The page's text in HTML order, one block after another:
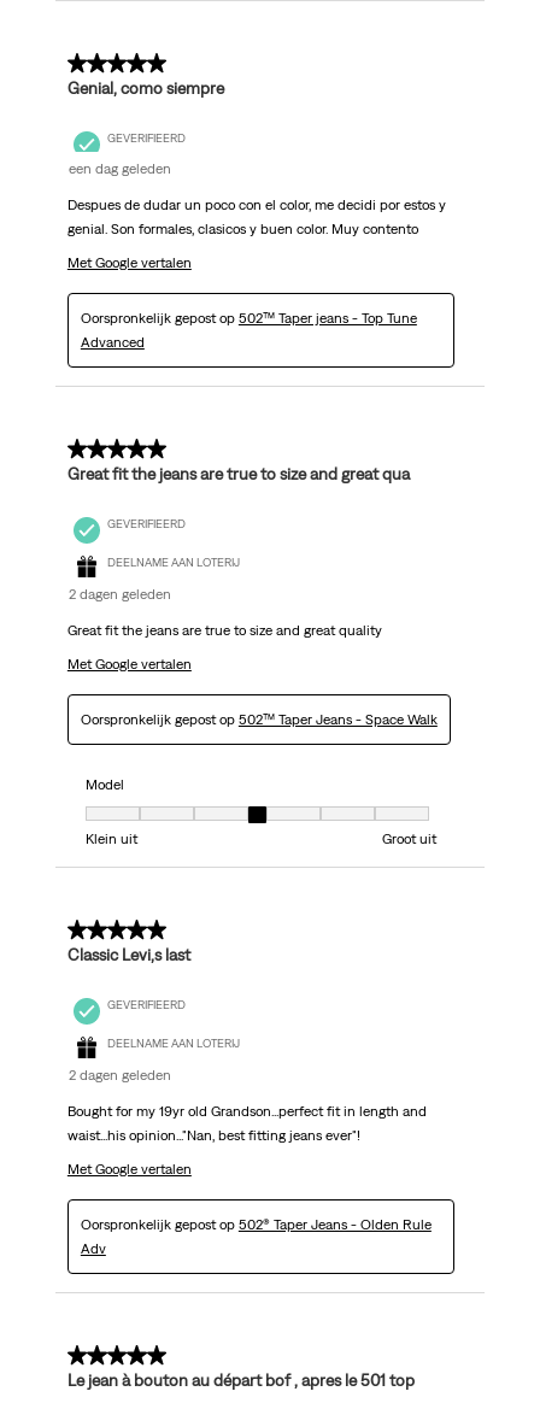
5 van 5 sterren.
Genial, como siempre
GEVERIFIEERD
een dag geleden
Despues de dudar un poco con el color, me decidi por estos y
genial. Son formales, clasicos y buen color. Muy contento
Met Google vertalen
Oorspronkelijk gepost op 502™ Taper jeans - Top Tune
Advanced
5 van 5 sterren.
Great fit the jeans are true to size and great qua
GEVERIFIEERD
DEELNAME AAN LOTERIJ
2 dagen geleden
Great fit the jeans are true to size and great quality
Met Google vertalen
Oorspronkelijk gepost op 502™ Taper Jeans - Space Walk
Model
Model, 4 van 7, waarbij 1 gelijk is aan Klein uit en 7 gelijk is aan Groot uit
Klein uit
Groot uit
5 van 5 sterren.
Classic Levi,s last
GEVERIFIEERD
DEELNAME AAN LOTERIJ
2 dagen geleden
Bought for my 19yr old Grandson...perfect fit in length and
waist...his opinion..."Nan, best fitting jeans ever"!
Met Google vertalen
Oorspronkelijk gepost op 502® Taper Jeans - Olden Rule
Adv
5 van 5 sterren.
Le jean à bouton au départ bof , apres le 501 top